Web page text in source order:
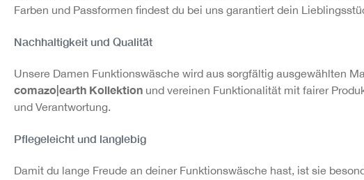
Farben und Passformen findest du bei uns garantiert dein
Nachhaltigkeit und Qualität
Unsere Damen Funktionswäsche wird aus sorgfältig ausgewählten
comazo|earth Kollektion und vereinen Funktionalität mit fairer
und Verantwortung.
Pflegeleicht und langlebig
Damit du lange Freude an deiner Funktionswäsche hast, ist sie